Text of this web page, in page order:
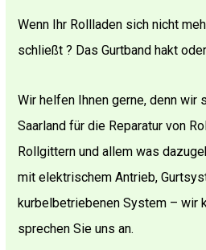
Wenn Ihr Rollladen sich nicht
schließt ? Das Gurtband hakt
Wir helfen Ihnen gerne, denn
Saarland für die Reparatur von
Rollgittern und allem was
mit elektrischem Antrieb,
kurbelbetriebenen System – wir
sprechen Sie uns an.